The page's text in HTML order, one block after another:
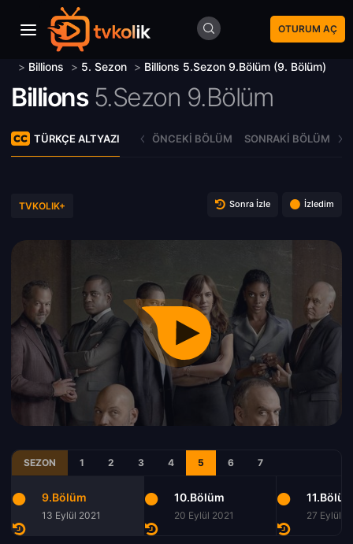
OTURUM AÇ
> Billions > 5. Sezon > Billions 5.Sezon 9.Bölüm (9. Bölüm)
Billions 5.Sezon 9.Bölüm
TÜRKÇE ALTYAZI ÖNCEKI BÖLÜM SONRAKI BÖLÜM
TVKOLIK+ Sonra İzle İzledim
SEZON 1 2 3 4 5 6 7
9.Bölüm
13 Eylül 2021
10.Bölüm
20 Eylül 2021 27 Eylül